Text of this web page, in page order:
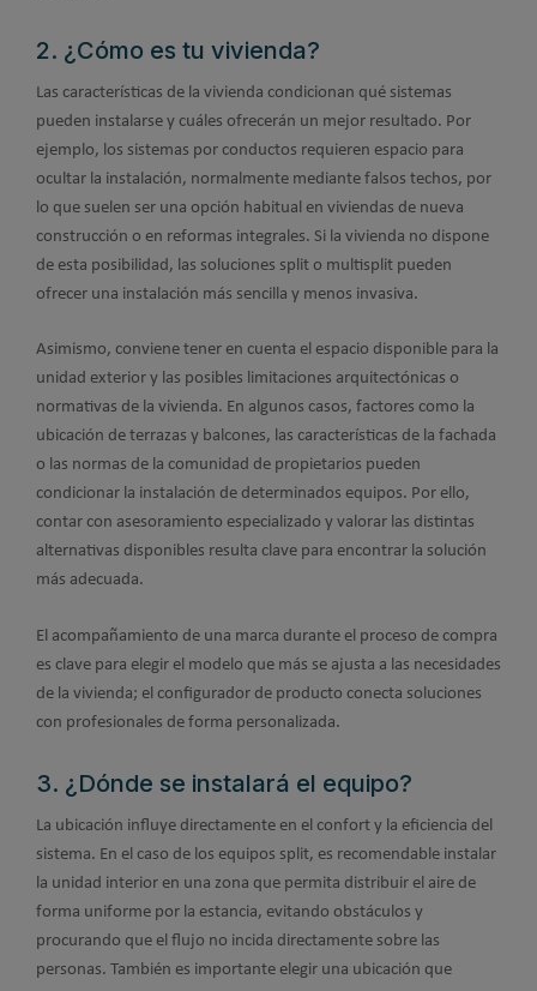
2. ¿Cómo es tu vivienda?
Las características de la vivienda condicionan qué sistemas
pueden instalarse y cuáles ofrecerán un mejor resultado. Por
ejemplo, los sistemas por conductos requieren espacio para
ocultar la instalación, normalmente mediante falsos techos, por
lo que suelen ser una opción habitual en viviendas de nueva
construcción o en reformas integrales. Si la vivienda no dispone
de esta posibilidad, las soluciones split o multisplit pueden
ofrecer una instalación más sencilla y menos invasiva.
Asimismo, conviene tener en cuenta el espacio disponible para la
unidad exterior y las posibles limitaciones arquitectónicas o
normativas de la vivienda. En algunos casos, factores como la
ubicación de terrazas y balcones, las características de la fachada
o las normas de la comunidad de propietarios pueden
condicionar la instalación de determinados equipos. Por ello,
contar con asesoramiento especializado y valorar las distintas
alternativas disponibles resulta clave para encontrar la solución
más adecuada.
El acompañamiento de una marca durante el proceso de compra
es clave para elegir el modelo que más se ajusta a las necesidades
de la vivienda; el configurador de producto conecta soluciones
con profesionales de forma personalizada.
3. ¿Dónde se instalará el equipo?
La ubicación influye directamente en el confort y la eficiencia del
sistema. En el caso de los equipos split, es recomendable instalar
la unidad interior en una zona que permita distribuir el aire de
forma uniforme por la estancia, evitando obstáculos y
procurando que el flujo no incida directamente sobre las
personas. También es importante elegir una ubicación que